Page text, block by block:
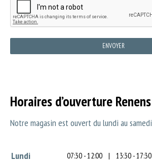
ENVOYER
Horaires d’ouverture Renens
Notre magasin est ouvert du lundi au samedi
Lundi 07:30 - 12:00 | 13:30 - 17:30